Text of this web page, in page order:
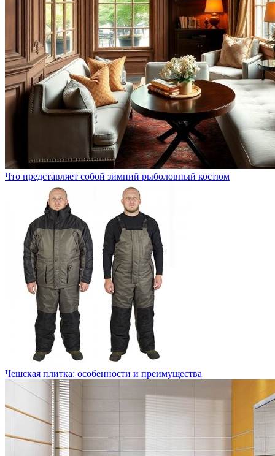
Что представляет собой зимний рыболовный костюм
Чешская плитка: особенности и преимущества